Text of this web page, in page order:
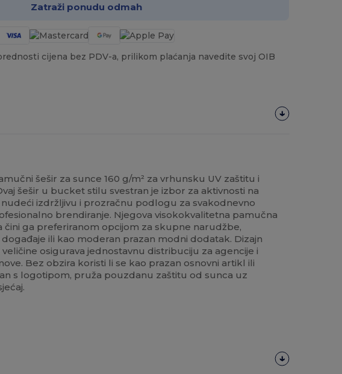
Zatraži ponudu odmah
cijena bez PDV-a, prilikom plaćanja navedite svoj OIB
šešir za sunce 160 g/m² za vrhunsku UV zaštitu i
šešir u bucket stilu svestran je izbor za aktivnosti na
izdržljivu i prozračnu podlogu za svakodnevno
brendiranje. Njegova visokokvalitetna pamučna
čini ga preferiranom opcijom za skupne narudžbe,
ili kao moderan prazan modni dodatak. Dizajn
osigurava jednostavnu distribuciju za agencije i
Bez obzira koristi li se kao prazan osnovni artikl ili
s logotipom, pruža pouzdanu zaštitu od sunca uz